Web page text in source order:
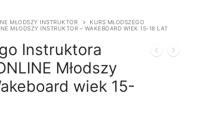
MŁODSZY INSTRUKTOR
KURS MŁODSZEGO
MŁODSZY INSTRUKTOR – WAKEBOARD WIEK 15-18 LAT
Instruktora
Młodszy
wiek 15-